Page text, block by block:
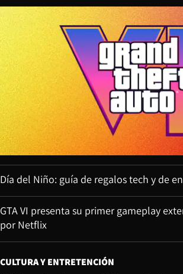
Día del Niño: guía de regalos tech y de
GTA VI presenta su primer gameplay
por Netflix
CULTURA Y ENTRETENCIÓN